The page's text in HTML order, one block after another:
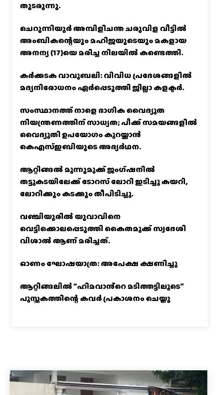
തുടരുന്നു.
ചെറുന്നിയൂർ അമ്പിളിചന്ത ചരുവിള വീട്ടിൽ
അംബികന്റെയും മഹിജയുടെയും മകളായ
അനന്യ (17)യെ മരിച്ച നിലയിൽ കണ്ടെത്തി.
കര്‍ക്കടക വാവുബലി: വിവിധ പ്രദേശങ്ങളില്‍
മദ്യനിരോധനം ഏര്‍പ്പെടുത്തി ജില്ലാ കളക്ടര്‍.
സംസ്ഥാനത്ത് നാളെ ഭാഗിക വൈദ്യുത
നിയന്ത്രണത്തിന് സാധ്യത; പീക്ക് സമയങ്ങളില്‍
വൈദ്യുതി ഉപയോഗം കുറയ്ക്കാൻ
കെഎസ്‌ഇബിയുടെ അഭ്യര്‍ഥന.
ആറ്റിങ്ങൽ മൂന്നുമുക്ക് ജംഗ്ഷനിൽ
തട്ടുകടയിലേക്ക് ടോറസ് ലോറി ഇടിച്ചു കയറി,
ലോറിക്കും കടക്കും തീപിടിച്ചു.
വഞ്ചിയൂരില്‍ യുവാവിനെ
വെട്ടിക്കൊലപ്പെടുത്തി കൈതമുക്ക് സ്വദേശി
വിശാല്‍ ആണ് മരിച്ചത്.
ഓണം ഘോഷയാത്ര: അപേക്ഷ ക്ഷണിച്ചു
ആറ്റിങ്ങലിൽ “ഹിമവാൻ്റെ മടിത്തട്ടിലൂടെ”
പുസ്തകത്തിന്റെ കവർ പ്രകാശനം ചെയ്തു